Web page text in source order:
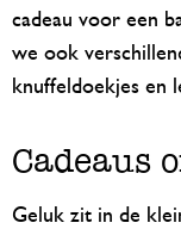
cadeau voor een
we ook
knuffeldoekjes en
Cadeaus
Geluk zit in de